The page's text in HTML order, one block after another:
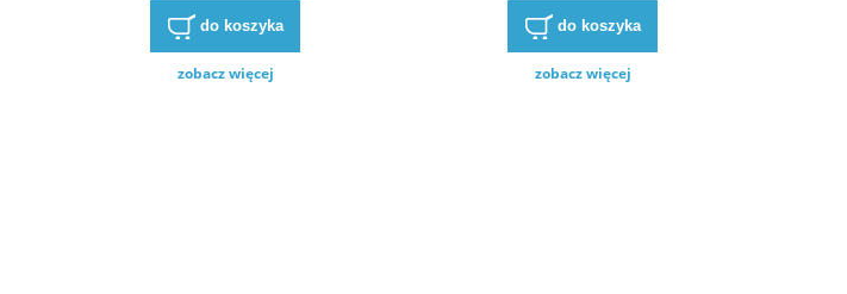
do koszyka
zobacz więcej
do koszyka
zobacz więcej